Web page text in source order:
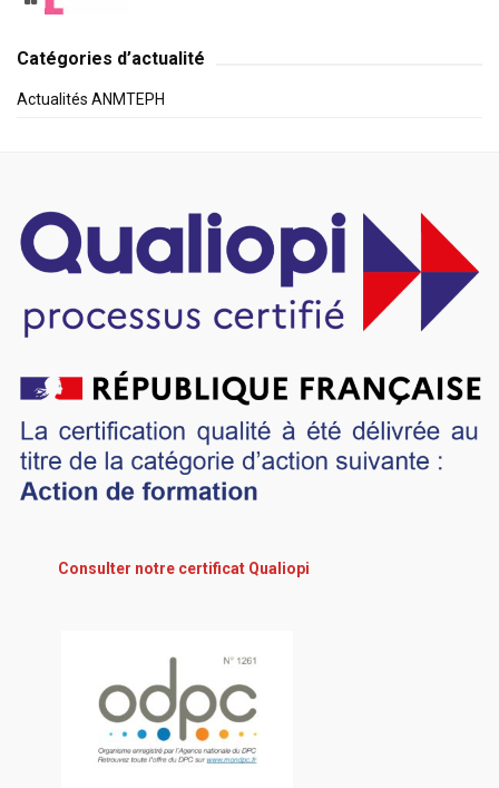
Catégories d’actualité
Actualités ANMTEPH
Consulter notre certificat Qualiopi